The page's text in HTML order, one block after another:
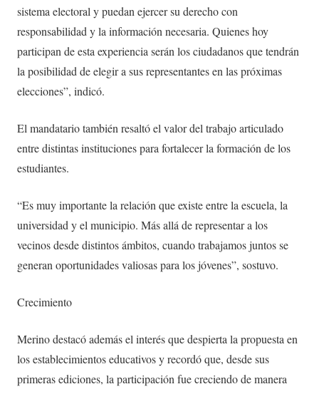
sistema electoral y puedan ejercer su derecho con
responsabilidad y la información necesaria. Quienes hoy
participan de esta experiencia serán los ciudadanos que tendrán
la posibilidad de elegir a sus representantes en las próximas
elecciones”, indicó.
El mandatario también resaltó el valor del trabajo articulado
entre distintas instituciones para fortalecer la formación de los
estudiantes.
“Es muy importante la relación que existe entre la escuela, la
universidad y el municipio. Más allá de representar a los
vecinos desde distintos ámbitos, cuando trabajamos juntos se
generan oportunidades valiosas para los jóvenes”, sostuvo.
Crecimiento
Merino destacó además el interés que despierta la propuesta en
los establecimientos educativos y recordó que, desde sus
primeras ediciones, la participación fue creciendo de manera